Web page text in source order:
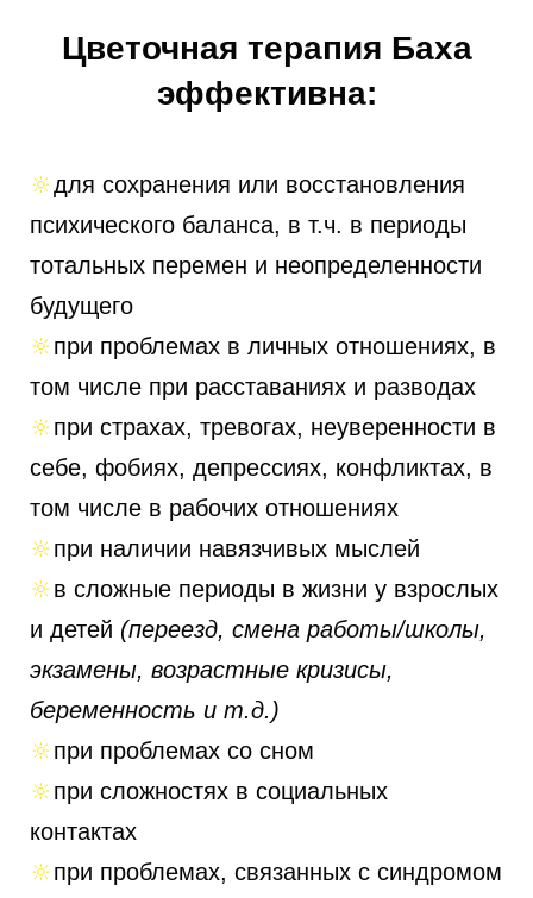
Цветочная терапия Баха
эффективна:
🔆для сохранения или восстановления
психического баланса, в т.ч. в периоды
тотальных перемен и неопределенности
будущего
🔆при проблемах в личных отношениях, в
том числе при расставаниях и разводах
🔆при страхах, тревогах, неуверенности в
себе, фобиях, депрессиях, конфликтах, в
том числе в рабочих отношениях
🔆при наличии навязчивых мыслей
🔆в сложные периоды в жизни у взрослых
и детей (переезд, смена работы/школы,
экзамены, возрастные кризисы,
беременность и т.д.)
🔆при проблемах со сном
🔆при сложностях в социальных
контактах
🔆при проблемах, связанных с синдромом